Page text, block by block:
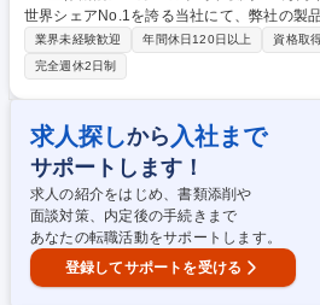
世界シェアNo.1を誇る当社にて、弊社の製
を最大化するために、Web技術とデジタル
発信および最適化施策を担っていただきます。 【職務内容】Webサ
の企画・デザイン・制作 【業務概要】◇デ
nstagram、X(旧Twitter)、LinkedInなどの
製品・ブランド情報の発信を通じた認知度
◇SEO対策とアクセス解析 … 社内外のWeb
最適化(SEO)施策の立案・実行、Google
たアクセス解析と改善活動 募集職種 〔伊賀〕Webクリエーター★世界N
O.1工作機械メーカー★平均年収約900万円
業界未経験歓迎 年間休日120日以上 資格取
完全週休2日制
求人探しから 入社まで
サポートします！
求人の紹介をはじめ、書類添削や
面談対策、内定後の手続きまで
あなたの転職活動をサポートします。
登録してサポートを受ける